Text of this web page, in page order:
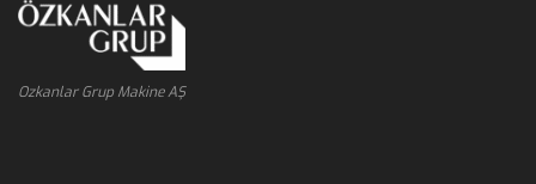
Ozkanlar Grup Makine AŞ